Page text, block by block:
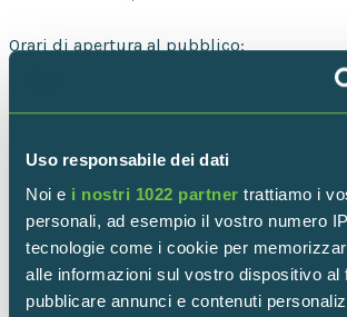
Uso responsabile dei dati
Noi e i nostri 1022 partner trattiamo i
personali, ad esempio il vostro numero
tecnologie come i cookie per
alle informazioni sul vostro dispositivo al
pubblicare annunci e contenuti
Orari di apertura al pubblico:
9.00 – 12.00 / 14.00 – 18.00
MERCOLEDÌ/VENERDÌ
9.00 – 12.00